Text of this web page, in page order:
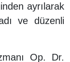
ayrılarak
ve düzenli
Op. Dr.